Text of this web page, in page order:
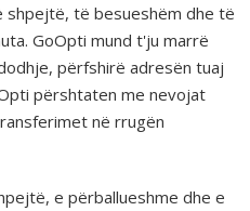
shpejtë, të besueshëm dhe të
GoOpti mund t'ju marrë
përfshirë adresën tuaj
përshtaten me nevojat
në rrugën
e përballueshme dhe e